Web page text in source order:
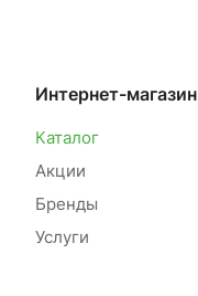
Интернет-магазин
Каталог
Акции
Бренды
Услуги